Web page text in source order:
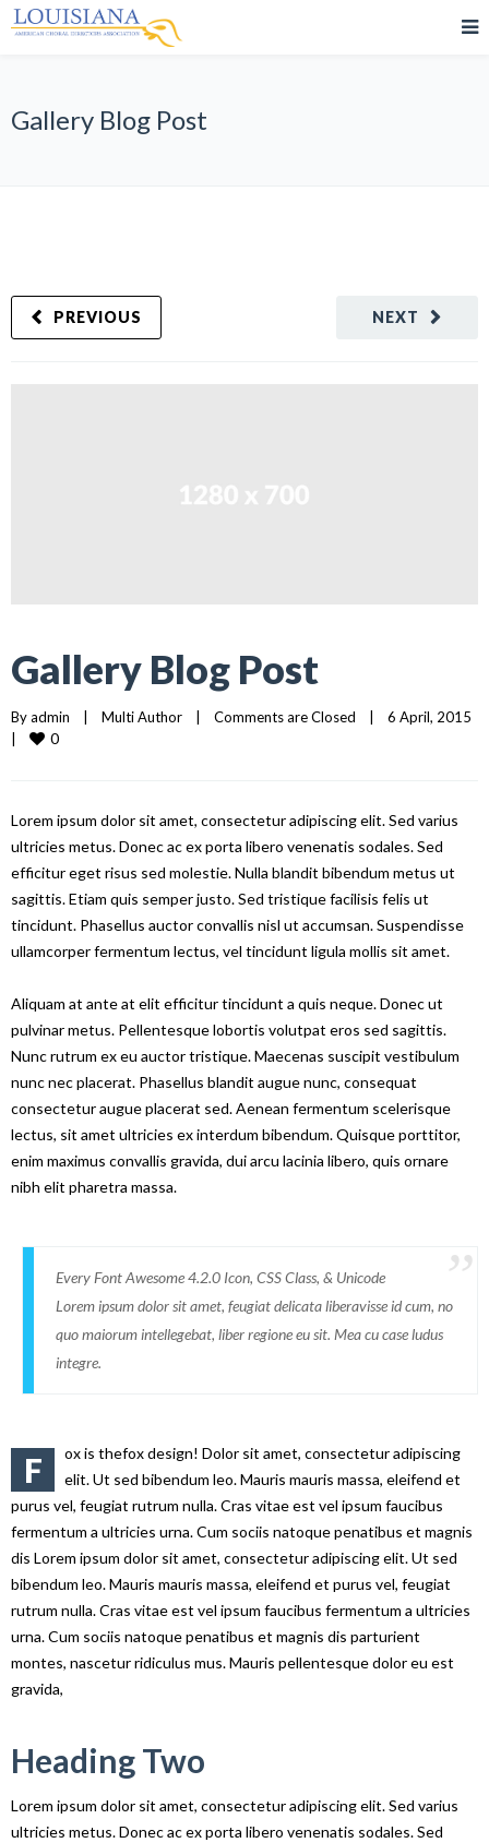
Gallery Blog Post
NEXT
PREVIOUS
Gallery Blog Post
By admin | Multi Author | Comments are Closed |
|
0
Lorem ipsum dolor sit amet, consectetur adipiscing elit. Sed varius
ultricies metus. Donec ac ex porta libero venenatis sodales. Sed
efficitur eget risus sed molestie. Nulla blandit bibendum metus ut
sagittis. Etiam quis semper justo. Sed tristique facilisis felis ut
tincidunt. Phasellus auctor convallis nisl ut accumsan. Suspendisse
ullamcorper fermentum lectus, vel tincidunt ligula mollis sit amet.
Aliquam at ante at elit efficitur tincidunt a quis neque. Donec ut
pulvinar metus. Pellentesque lobortis volutpat eros sed sagittis.
Nunc rutrum ex eu auctor tristique. Maecenas suscipit vestibulum
nunc nec placerat. Phasellus blandit augue nunc, consequat
consectetur augue placerat sed. Aenean fermentum scelerisque
lectus, sit amet ultricies ex interdum bibendum. Quisque porttitor,
enim maximus convallis gravida, dui arcu lacinia libero, quis ornare
nibh elit pharetra massa.
Every Font Awesome 4.2.0 Icon, CSS Class, & Unicode
Lorem ipsum dolor sit amet, feugiat delicata liberavisse id cum, no
quo maiorum intellegebat, liber regione eu sit. Mea cu case ludus
integre.
F
ox is thefox design! Dolor sit amet, consectetur adipiscing
elit. Ut sed bibendum leo. Mauris mauris massa, eleifend et
purus vel, feugiat rutrum nulla. Cras vitae est vel ipsum faucibus
fermentum a ultricies urna. Cum sociis natoque penatibus et magnis
dis Lorem ipsum dolor sit amet, consectetur adipiscing elit. Ut sed
bibendum leo. Mauris mauris massa, eleifend et purus vel, feugiat
rutrum nulla. Cras vitae est vel ipsum faucibus fermentum a ultricies
urna. Cum sociis natoque penatibus et magnis dis parturient
montes, nascetur ridiculus mus. Mauris pellentesque dolor eu est
gravida,
Heading Two
Lorem ipsum dolor sit amet, consectetur adipiscing elit. Sed varius
ultricies metus. Donec ac ex porta libero venenatis sodales. Sed